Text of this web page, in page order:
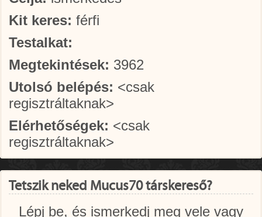
Kit keres: férfi
Testalkat:
Megtekintések: 3962
Utolsó belépés: <csak
regisztráltaknak>
Elérhetőségek: <csak
regisztráltaknak>
Tetszik neked Mucus70 társkereső?
Lépj be, és ismerkedj meg vele vagy